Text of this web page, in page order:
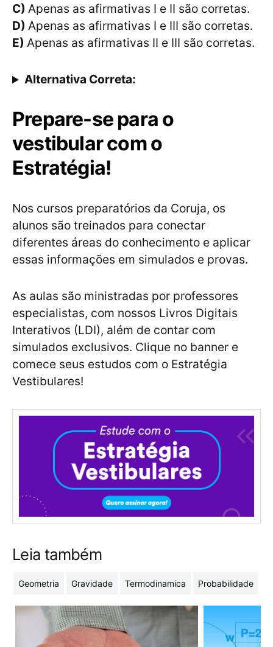
C) Apenas as afirmativas I e II são corretas.
D) Apenas as afirmativas I e III são corretas.
E) Apenas as afirmativas II e III são corretas.
Alternativa Correta:
Prepare-se para o
vestibular com o
Estratégia!
Nos cursos preparatórios da Coruja, os
alunos são treinados para conectar
diferentes áreas do conhecimento e aplicar
essas informações em simulados e provas.
As aulas são ministradas por professores
especialistas, com nossos Livros Digitais
Interativos (LDI), além de contar com
simulados exclusivos. Clique no banner e
comece seus estudos com o Estratégia
Vestibulares!
Leia também
Geometria Gravidade Termodinamica Probabilidade